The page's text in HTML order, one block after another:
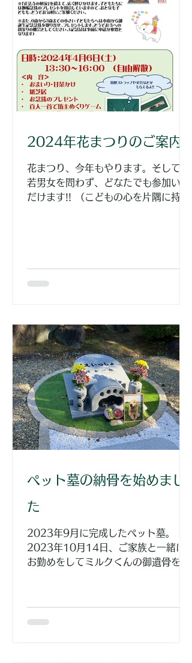
2024年花まつりのご案内
花まつり、今年もやります。そして老
若男女を問わず、どなたでも参加いた
だけます!! （こどもの心を片隅に持っ
供たちも、あわせて16名...
ペット墓の納骨を始めまし
た
2023年9月に完成したペット墓。
2023年10月14日、ご家族と一緒に
お勤めをしてミルクくんの御遺骨をお
みんなに幸せを運んでくれたとのこ
と。 10年間せいいっぱい生き尽くさ